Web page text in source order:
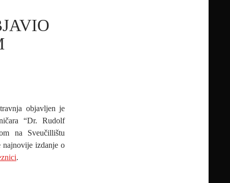
objavljen je
“Dr. Rudolf
na Sveučillištu
izdanje o
.